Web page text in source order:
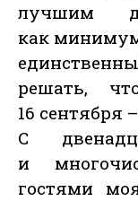
лучшим
как
решать,
16 сентября
С
и
гостями